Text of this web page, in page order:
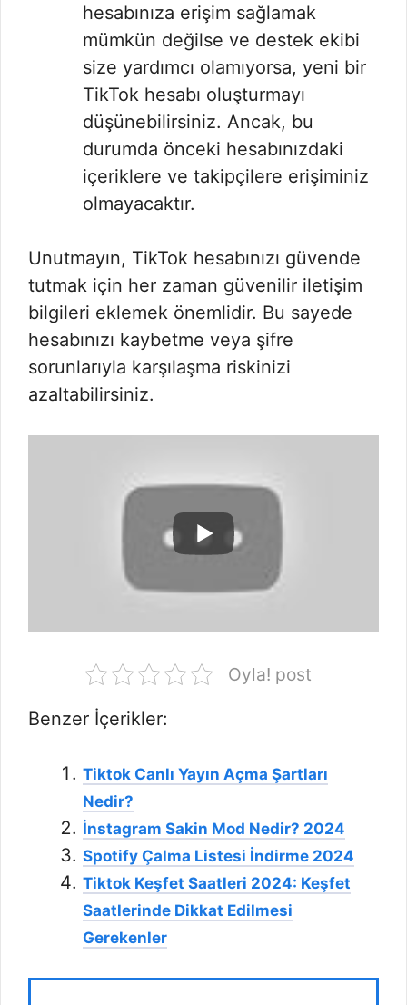
hesabınıza erişim sağlamak
mümkün değilse ve destek ekibi
size yardımcı olamıyorsa, yeni bir
TikTok hesabı oluşturmayı
düşünebilirsiniz. Ancak, bu
durumda önceki hesabınızdaki
içeriklere ve takipçilere erişiminiz
olmayacaktır.
Unutmayın, TikTok hesabınızı güvende
tutmak için her zaman güvenilir iletişim
bilgileri eklemek önemlidir. Bu sayede
hesabınızı kaybetme veya şifre
sorunlarıyla karşılaşma riskinizi
azaltabilirsiniz.
Oyla! post
Benzer İçerikler:
Tiktok Canlı Yayın Açma Şartları
Nedir?
İnstagram Sakin Mod Nedir? 2024
Spotify Çalma Listesi İndirme 2024
Tiktok Keşfet Saatleri 2024: Keşfet
Saatlerinde Dikkat Edilmesi
Gerekenler